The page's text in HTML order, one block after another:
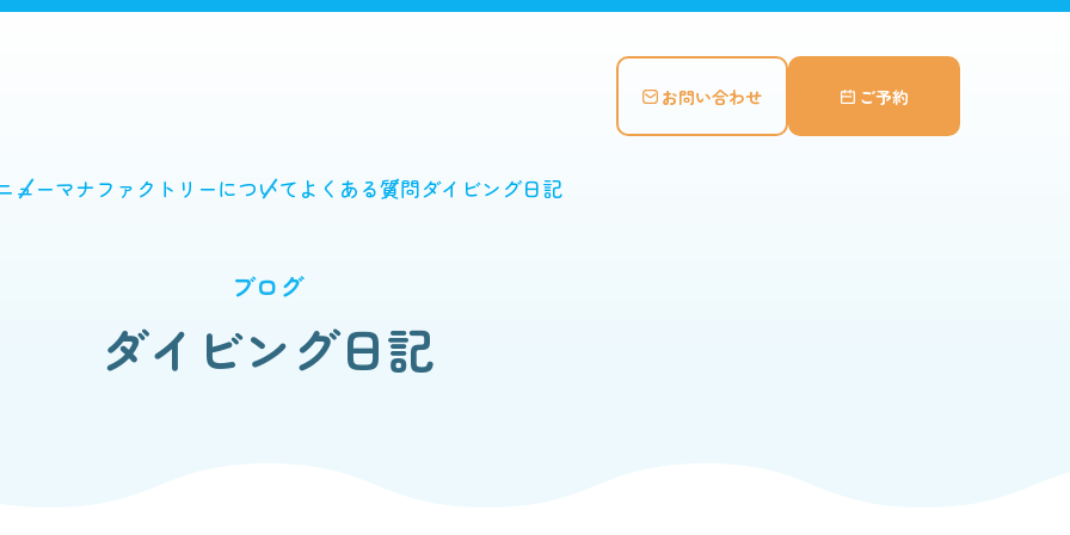
お問い合わせ ご予約
ューマナファクトリーについて よくある質問ダイビング日記
ブログ
ダイビング日記